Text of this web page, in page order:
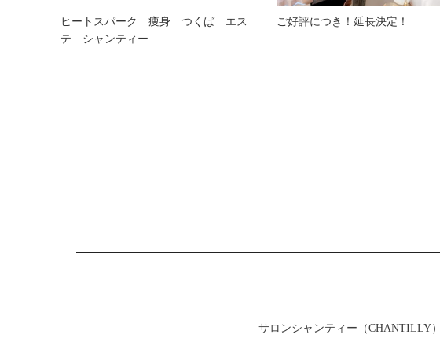
ヒートスパーク 痩身 つくば エス
テ シャンティー
ご好評につき！延長決定！
サロンシャンティー（CHANTILLY）